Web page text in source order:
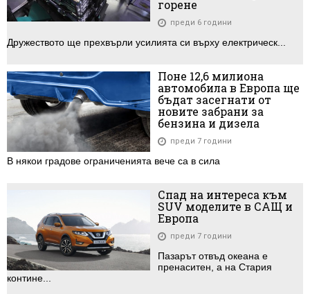
горене
преди 6 години
Дружеството ще прехвърли усилията си върху електрическ...
Поне 12,6 милиона
автомобила в Европа ще
бъдат засегнати от
новите забрани за
бензина и дизела
преди 7 години
В някои градове ограниченията вече са в сила
Спад на интереса към
SUV моделите в САЩ и
Европа
преди 7 години
Пазарът отвъд океана е
пренаситен, а на Стария
контине...